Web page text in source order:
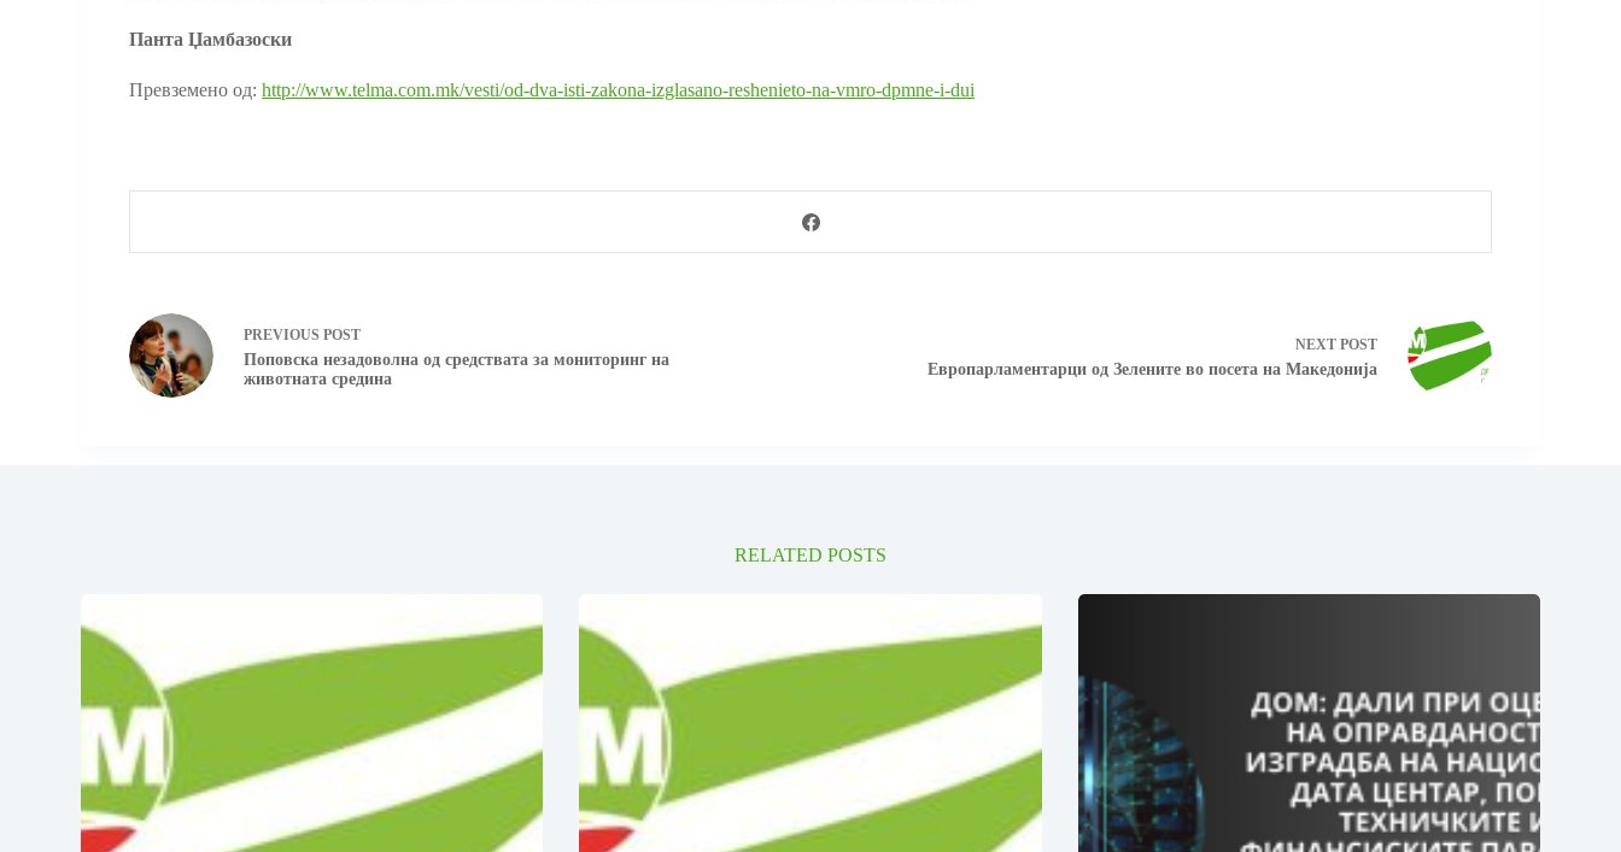
Панта Џамбазоски
Превземено од:http://www.telma.com.mk/vesti/od-dva-isti-zakona-izglasano-reshenieto-na-vmro-dpmne-i-dui
PREVIOUSPOST
Поповска незадоволна од средствата за мониторинг на
животната средина
NEXT POST
Европарламентарци од Зелените во посета на Македонија
RELATED POSTS